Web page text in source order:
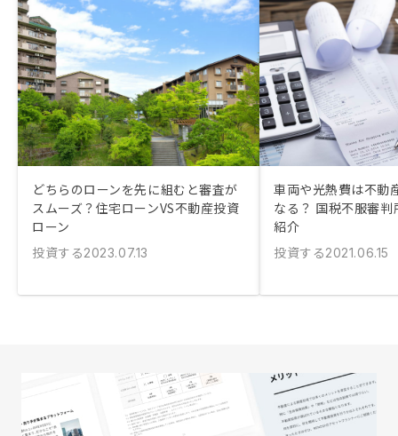
どちらのローンを先に組むと審査が
スムーズ？住宅ローンVS不動産投資
ローン
投資する2023.07.13
車両や光熱費は不動
なる？ 国税不服審
紹介
投資する2021.06.15